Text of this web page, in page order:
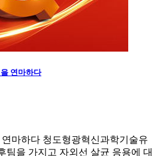
연마하다
마하다 청도형광혁신과학기술유
팀을 가지고 자외선 살균 응용에 대